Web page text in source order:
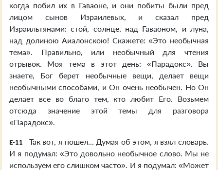
когда побил их в Гаваоне, и они побиты были пред
лицом сынов Израилевых, и сказал пред
Израильтянами: стой, солнце, над Гаваоном, и луна,
над долиною Аиалонскою! Скажете: «Это необычная
тема». Правильно, или необычный для чтения
отрывок. Моя тема в этот день: «Парадокс». Вы
знаете, Бог берет необычные вещи, делает вещи
необычными способами, и Он очень необычен. Но Он
делает все во благо тем, кто любит Его. Возьмем
отсюда значение этой темы для разговора
«Парадокс».
E-11
Так вот, я пошел... Думая об этом, я взял словарь.
И я подумал: «Это довольно необычное слово. Мы не
используем его слишком часто». И я подумал: «Может